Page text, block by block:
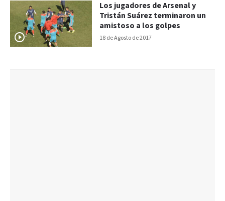
18 de Agosto de 2017
Los jugadores de Arsenal y
Tristán Suárez terminaron un
amistoso a los golpes